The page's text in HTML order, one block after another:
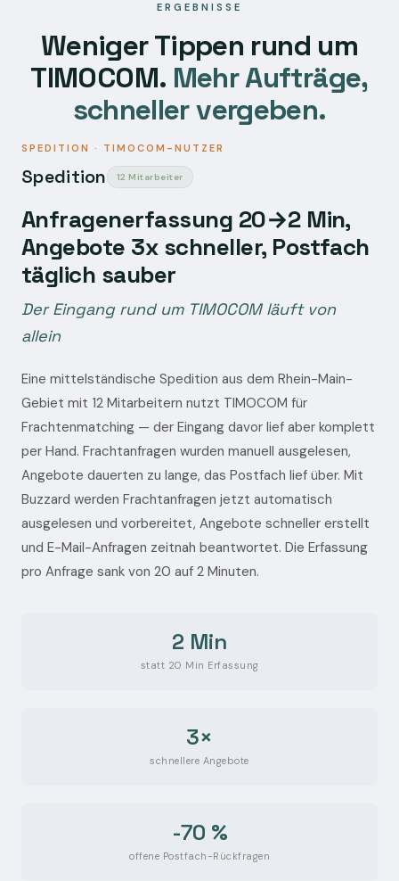
ERGEBNISSE
Weniger Tippen rund um
TIMOCOM. Mehr Aufträge,
schneller vergeben.
SPEDITION · TIMOCOM-NUTZER
Spedition 12 Mitarbeiter
Anfragenerfassung 20→2 Min,
Angebote 3x schneller, Postfach
täglich sauber
Der Eingang rund um TIMOCOM läuft von
allein
Eine mittelständische Spedition aus dem Rhein-Main-
Gebiet mit 12 Mitarbeitern nutzt TIMOCOM für
Frachtenmatching — der Eingang davor lief aber komplett
per Hand. Frachtanfragen wurden manuell ausgelesen,
Angebote dauerten zu lange, das Postfach lief über. Mit
Buzzard werden Frachtanfragen jetzt automatisch
ausgelesen und vorbereitet, Angebote schneller erstellt
und E-Mail-Anfragen zeitnah beantwortet. Die Erfassung
pro Anfrage sank von 20 auf 2 Minuten.
2 Min
statt 20 Min Erfassung
3×
schnellere Angebote
-70 %
offene Postfach-Rückfragen